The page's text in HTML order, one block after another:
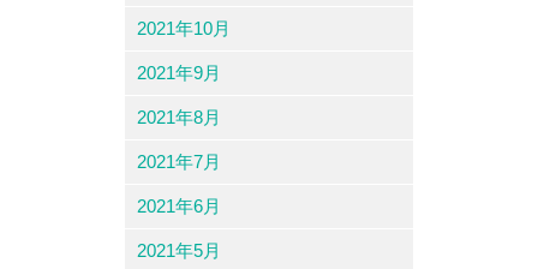
2021年10月
2021年9月
2021年8月
2021年7月
2021年6月
2021年5月